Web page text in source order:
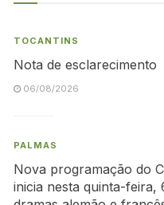
TOCANTINS
Nota de esclarecimento
06/08/2026
PALMAS
Nova programação do
inicia nesta quinta-feira,